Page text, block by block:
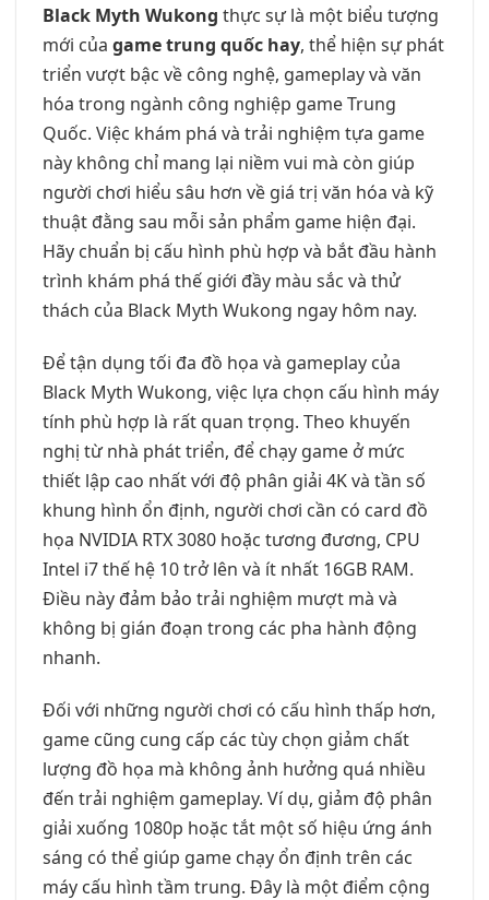
Black Myth Wukong thực sự là một biểu tượng
mới của game trung quốc hay, thể hiện sự phát
triển vượt bậc về công nghệ, gameplay và văn
hóa trong ngành công nghiệp game Trung
Quốc. Việc khám phá và trải nghiệm tựa game
này không chỉ mang lại niềm vui mà còn giúp
người chơi hiểu sâu hơn về giá trị văn hóa và kỹ
thuật đằng sau mỗi sản phẩm game hiện đại.
Hãy chuẩn bị cấu hình phù hợp và bắt đầu hành
trình khám phá thế giới đầy màu sắc và thử
thách của Black Myth Wukong ngay hôm nay.
Để tận dụng tối đa đồ họa và gameplay của
Black Myth Wukong, việc lựa chọn cấu hình máy
tính phù hợp là rất quan trọng. Theo khuyến
nghị từ nhà phát triển, để chạy game ở mức
thiết lập cao nhất với độ phân giải 4K và tần số
khung hình ổn định, người chơi cần có card đồ
họa NVIDIA RTX 3080 hoặc tương đương, CPU
Intel i7 thế hệ 10 trở lên và ít nhất 16GB RAM.
Điều này đảm bảo trải nghiệm mượt mà và
không bị gián đoạn trong các pha hành động
nhanh.
Đối với những người chơi có cấu hình thấp hơn,
game cũng cung cấp các tùy chọn giảm chất
lượng đồ họa mà không ảnh hưởng quá nhiều
đến trải nghiệm gameplay. Ví dụ, giảm độ phân
giải xuống 1080p hoặc tắt một số hiệu ứng ánh
sáng có thể giúp game chạy ổn định trên các
máy cấu hình tầm trung. Đây là một điểm cộng